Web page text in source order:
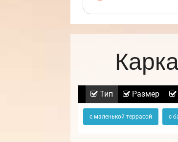
Тип Размер
с маленькой террасой с